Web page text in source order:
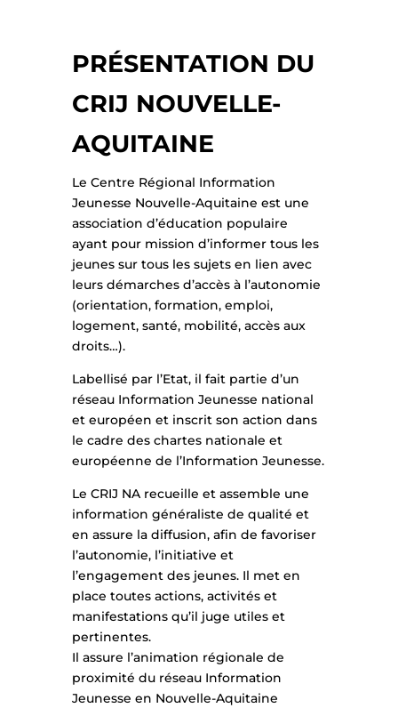
PRÉSENTATION DU
CRIJ NOUVELLE-
AQUITAINE
Le Centre Régional Information
Jeunesse Nouvelle-Aquitaine est une
association d’éducation populaire
ayant pour mission d’informer tous les
jeunes sur tous les sujets en lien avec
leurs démarches d’accès à l’autonomie
(orientation, formation, emploi,
logement, santé, mobilité, accès aux
droits…).
Labellisé par l’Etat, il fait partie d’un
réseau Information Jeunesse national
et européen et inscrit son action dans
le cadre des chartes nationale et
européenne de l’Information Jeunesse.
Le CRIJ NA recueille et assemble une
information généraliste de qualité et
en assure la diffusion, afin de favoriser
l’autonomie, l’initiative et
l’engagement des jeunes. Il met en
place toutes actions, activités et
manifestations qu’il juge utiles et
pertinentes.
Il assure l’animation régionale de
proximité du réseau Information
Jeunesse en Nouvelle-Aquitaine